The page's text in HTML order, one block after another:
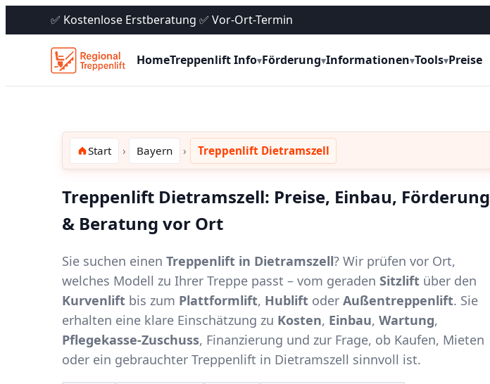
✅ Kostenlose Erstberatung ✅ Vor-Ort-Termin
HomeTreppenlift Info▾Förderung▾Informationen▾Tools▾Preise
Start Bayern Treppenlift Dietramszell
Treppenlift Dietramszell: Preise, Einbau, Förderung
& Beratung vor Ort
Sie suchen einen Treppenlift in Dietramszell? Wir prüfen vor Ort,
welches Modell zu Ihrer Treppe passt – vom geraden Sitzlift über den
Kurvenlift bis zum Plattformlift, Hublift oder Außentreppenlift. Sie
erhalten eine klare Einschätzung zu Kosten, Einbau, Wartung,
Pflegekasse-Zuschuss, Finanzierung und zur Frage, ob Kaufen, Mieten
oder ein gebrauchter Treppenlift in Dietramszell sinnvoll ist.